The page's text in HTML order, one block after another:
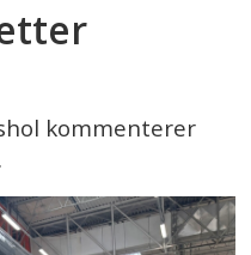
kommenterer